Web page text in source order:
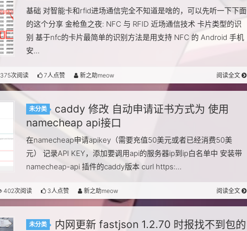
基础 对智能卡和rfid进场通信完全不知道是啥的，可以先听一下下面
的这个分享 金枪鱼之夜: NFC 与 RFID 近场通信技术 卡片类型的识
别 基于nfc的卡片最简单的识别方法是用支持 NFC 的 Android 手机
安…
375次阅读 7人点赞 新之助meow 阅读全文
未分类
caddy 修改 自动申请证书方式为 使用
namecheap api接口
在namecheap申请apikey（需要充值50美元或者已经消费50美
元） 记录API KEY，添加要调用api的服务器ip到ip白名单中 安装带
namecheap-api 插件的caddy版本 curl https:…
402次阅读 3人点赞 新之助meow 阅读全文
未分类
内网更新 fastjson 1.2.70 时报找不到包的